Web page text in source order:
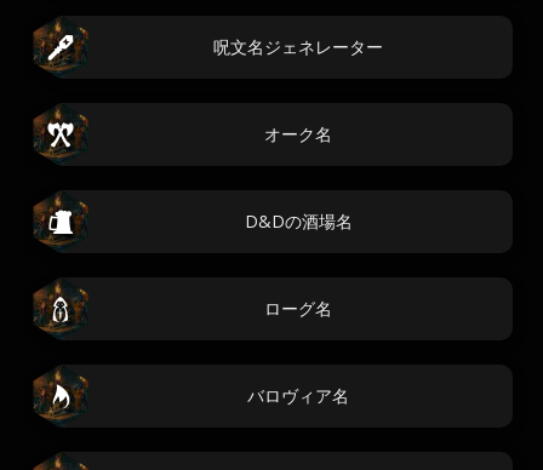
呪文名ジェネレーター
オーク名
D&Dの酒場名
ローグ名
バロヴィア名